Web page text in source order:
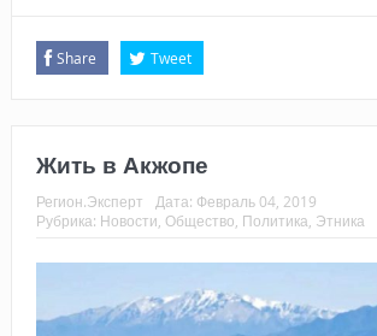
Share Tweet
Жить в Акжопе
Регион.Эксперт Дата: Февраль 04, 2019
Рубрика: Новости, Общество, Политика, Этника